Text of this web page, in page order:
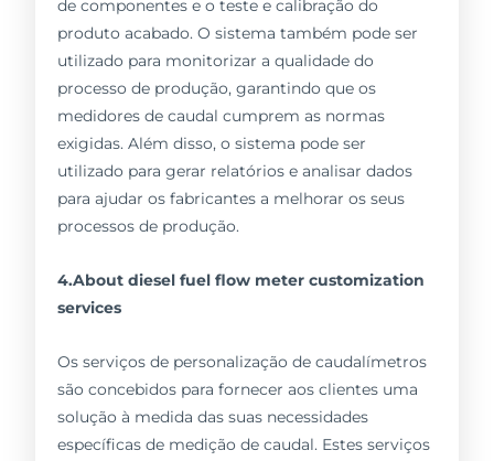
de componentes e o teste e calibração do
produto acabado. O sistema também pode ser
utilizado para monitorizar a qualidade do
processo de produção, garantindo que os
medidores de caudal cumprem as normas
exigidas. Além disso, o sistema pode ser
utilizado para gerar relatórios e analisar dados
para ajudar os fabricantes a melhorar os seus
processos de produção.
4.About diesel fuel flow meter customization
services
Os serviços de personalização de caudalímetros
são concebidos para fornecer aos clientes uma
solução à medida das suas necessidades
específicas de medição de caudal. Estes serviços